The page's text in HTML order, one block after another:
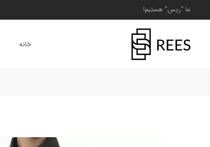
ما "ریس" هستیم!
خانه